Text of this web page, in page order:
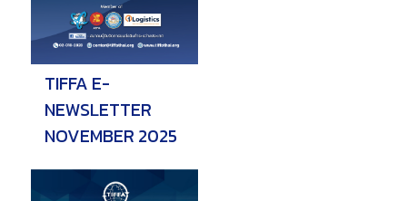
TIFFA E-
NEWSLETTER
NOVEMBER 2025